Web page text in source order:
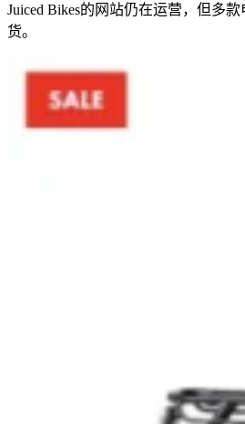
Juiced Bikes的网站仍在运营，但多
货。